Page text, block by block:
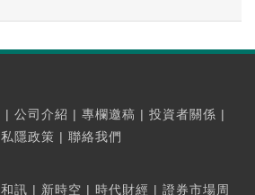
| 公司介紹 | 專欄邀稿 | 投資者關係 |
私隱政策 | 聯絡我們
和訊 | 新時空 | 時代財經 | 證券市場周